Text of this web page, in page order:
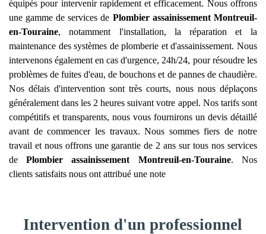
équipés pour intervenir rapidement et efficacement. Nous offrons
une gamme de services de Plombier assainissement Montreuil-
en-Touraine, notamment l'installation, la réparation et la
maintenance des systèmes de plomberie et d'assainissement. Nous
intervenons également en cas d'urgence, 24h/24, pour résoudre les
problèmes de fuites d'eau, de bouchons et de pannes de chaudière.
Nos délais d'intervention sont très courts, nous nous déplaçons
généralement dans les 2 heures suivant votre appel. Nos tarifs sont
compétitifs et transparents, nous vous fournirons un devis détaillé
avant de commencer les travaux. Nous sommes fiers de notre
travail et nous offrons une garantie de 2 ans sur tous nos services
dePlombier assainissement Montreuil-en-Touraine. Nos
clients satisfaits nous ont attribué une note
Intervention d'un professionnel